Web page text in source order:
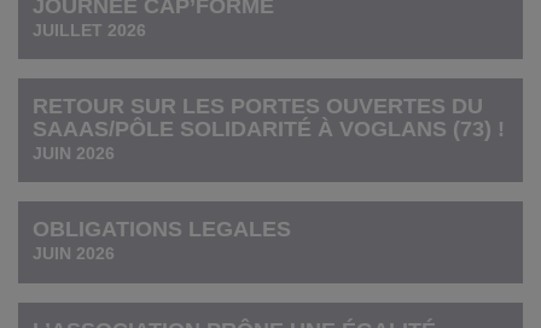
JOURNÉE CAP’FORME
JUILLET 2026
RETOUR SUR LES PORTES OUVERTES DU
SAAAS/PÔLE SOLIDARITÉ À VOGLANS (73) !
JUIN 2026
OBLIGATIONS LEGALES
JUIN 2026